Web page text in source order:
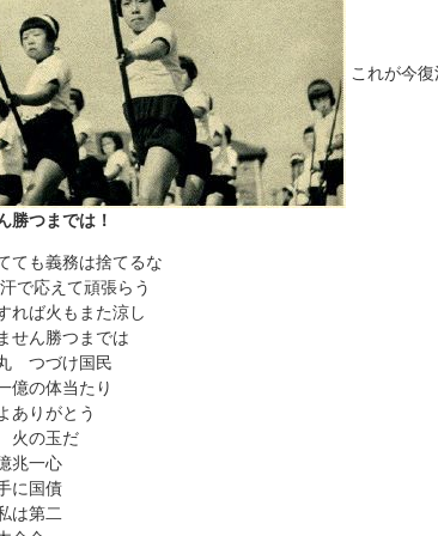
これが今
勝つまでは！
ても義務は捨てるな
で応えて頑張らう
れば火もまた涼し
せん勝つまでは
つづけ国民
億の体当たり
ありがとう
火の玉だ
兆一心
に国債
は第二